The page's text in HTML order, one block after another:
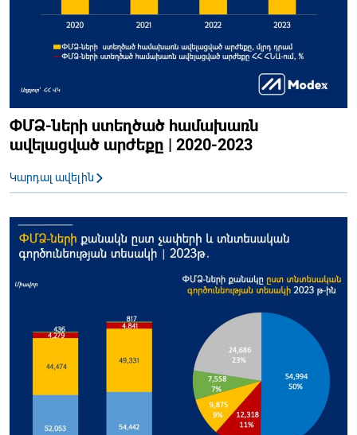
ՓՄՁ-ների ստեղծած համախառն
ավելացված արժեքը | 2020-2023
Կարդալ ավելին